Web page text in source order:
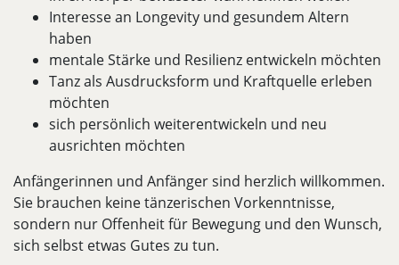
Interesse an Longevity und gesundem Altern
haben
mentale Stärke und Resilienz entwickeln möchten
Tanz als Ausdrucksform und Kraftquelle erleben
möchten
sich persönlich weiterentwickeln und neu
ausrichten möchten
Anfängerinnen und Anfänger sind herzlich willkommen.
Sie brauchen keine tänzerischen Vorkenntnisse,
sondern nur Offenheit für Bewegung und den Wunsch,
sich selbst etwas Gutes zu tun.